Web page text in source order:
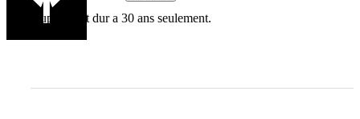
Oups. C'est dur a 30 ans seulement.